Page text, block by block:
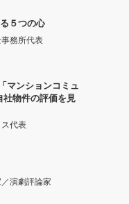
５つの心
務所代表
マンションコミュ
社物件の評価を見
代表
演劇評論家